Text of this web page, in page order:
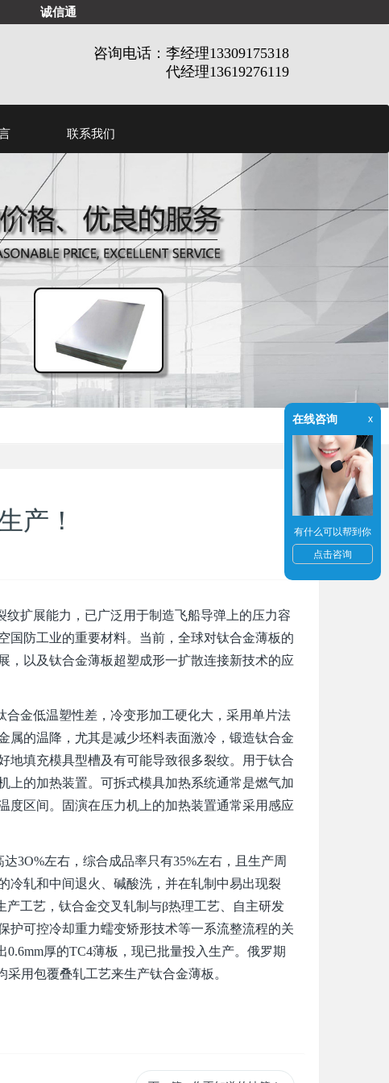
诚信通
咨询电话：李经理13309175318
代经理13619276119
联系我们
产！
扩展能力，已广泛用于制造飞船导弹上的压力容
国防工业的重要材料。当前，全球对钛合金薄板的
，以及钛合金薄板超塑成形一扩散连接新技术的应
金低温塑性差，冷变形加工硬化大，采用单片法
属的温降，尤其是减少坯料表面激冷，锻造钛合金
地填充模具型槽及有可能导致很多裂纹。用于钛合
上的加热装置。可拆式模具加热系统通常是燃气加
度区间。固演在压力机上的加热装置通常采用感应
左右，综合成品率只有35%左右，且生产周
冷轧和中间退火、碱酸洗，并在轧制中易出现裂
工艺，钛合金交叉轧制与β热理工艺、自主研发
护可控冷却重力蠕变矫形技术等一系流整流程的关
厚的TC4薄板，现已批量投入生产。俄罗期
用包覆叠轧工艺来生产钛合金薄板。
在线咨询 x
有什么可以帮到你
点击咨询